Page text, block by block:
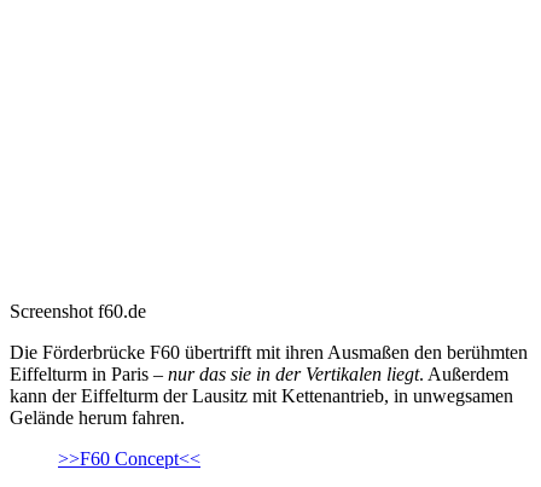
Screenshot f60.de
Die Förderbrücke F60 übertrifft mit ihren Ausmaßen den berühmten
Eiffelturm in Paris – nur das sie in der Vertikalen liegt. Außerdem
kann der Eiffelturm der Lausitz mit Kettenantrieb, in unwegsamen
Gelände herum fahren.
>>F60 Concept<<